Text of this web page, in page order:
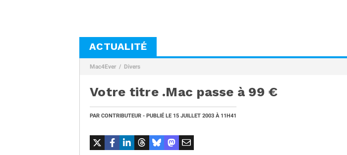
ACTUALITÉ
Mac4Ever Divers
Votre titre .Mac passe à 99 €
PAR CONTRIBUTEUR - PUBLIÉ LE 15 JUILLET 2003 À 11H41